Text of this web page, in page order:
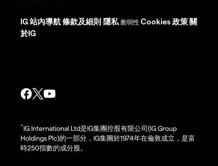
IG 站內導航條款及細則 隱私 脆弱性 Cookies 政策 關
於IG
^IG International Ltd是IG集團控股有限公司(IG Group
Holdings Plc)的一部分，IG集團於1974年在倫敦成立，是富
時250指數的成分股。